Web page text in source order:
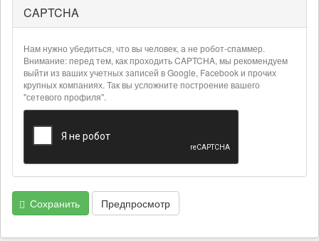
Более
подробная
информация
текстовых
форматах
CAPTCHA
Нам нужно убедиться, что вы человек, а не робот-спаммер.
Внимание: перед тем, как проходить CAPTCHA, мы рекомендуем
выйти из ваших учетных записей в Google, Facebook и прочих
крупных компаниях. Так вы усложните построение вашего
"сетевого профиля".
Сохранить Предпросмотр